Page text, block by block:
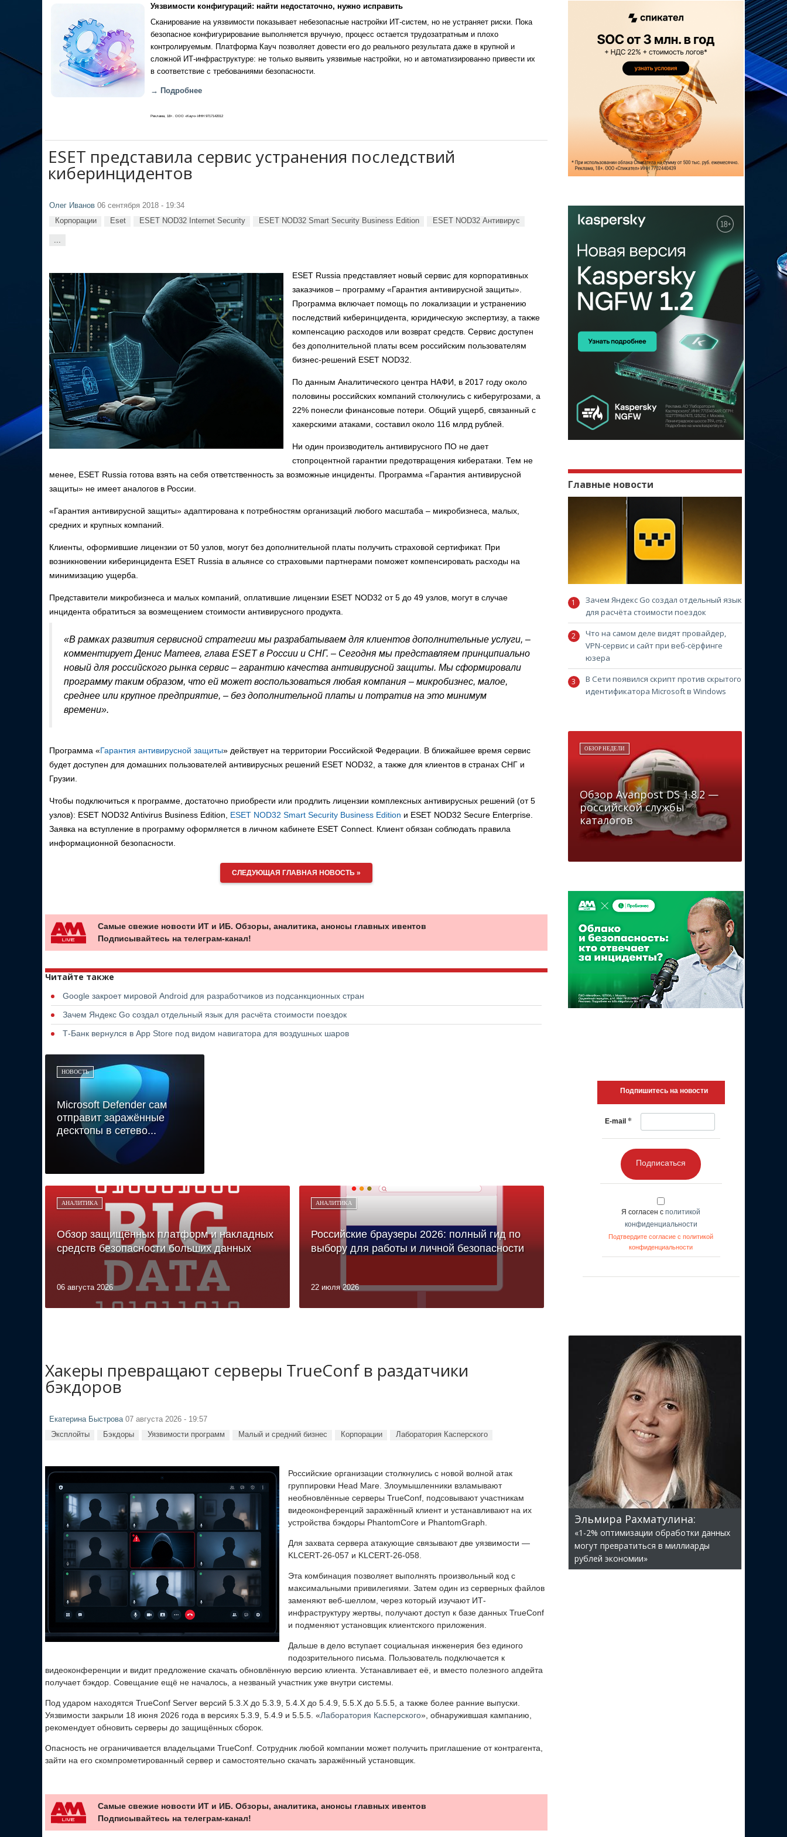
Уязвимости конфигураций: найти недостаточно, нужно исправить
Сканирование на уязвимости показывает небезопасные настройки ИТ-систем, но не устраняет риски. Пока
безопасное конфигурирование выполняется вручную, процесс остается трудозатратным и плохо
контролируемым. Платформа Кауч позволяет довести его до реального результата даже в крупной и
сложной ИТ-инфраструктуре: не только выявить уязвимые настройки, но и автоматизированно привести их
в соответствие с требованиями безопасности.
→ Подробнее
Реклама, 18+. ООО «Кауч» ИНН 9717142012
ESET представила сервис устранения последствий
киберинцидентов
Олег Иванов 06 сентября 2018 - 19:34
Корпорации Eset ESET NOD32 Internet Security ESET NOD32 Smart Security Business Edition ESET NOD32 Антивирус
...
ESET Russia представляет новый сервис для корпоративных
заказчиков – программу «Гарантия антивирусной защиты».
Программа включает помощь по локализации и устранению
последствий киберинцидента, юридическую экспертизу, а также
компенсацию расходов или возврат средств. Сервис доступен
без дополнительной платы всем российским пользователям
бизнес-решений ESET NOD32.
По данным Аналитического центра НАФИ, в 2017 году около
половины российских компаний столкнулись с киберугрозами, а
22% понесли финансовые потери. Общий ущерб, связанный с
хакерскими атаками, составил около 116 млрд рублей.
Ни один производитель антивирусного ПО не дает
стопроцентной гарантии предотвращения кибератаки. Тем не
менее, ESET Russia готова взять на себя ответственность за возможные инциденты. Программа «Гарантия антивирусной
защиты» не имеет аналогов в России.
«Гарантия антивирусной защиты» адаптирована к потребностям организаций любого масштаба – микробизнеса, малых,
средних и крупных компаний.
Клиенты, оформившие лицензии от 50 узлов, могут без дополнительной платы получить страховой сертификат. При
возникновении киберинцидента ESET Russia в альянсе со страховыми партнерами поможет компенсировать расходы на
минимизацию ущерба.
Представители микробизнеса и малых компаний, оплатившие лицензии ESET NOD32 от 5 до 49 узлов, могут в случае
инцидента обратиться за возмещением стоимости антивирусного продукта.
«В рамках развития сервисной стратегии мы разрабатываем для клиентов дополнительные услуги, –
комментирует Денис Матеев, глава ESET в России и СНГ. – Сегодня мы представляем принципиально
новый для российского рынка сервис – гарантию качества антивирусной защиты. Мы сформировали
программу таким образом, что ей может воспользоваться любая компания – микробизнес, малое,
среднее или крупное предприятие, – без дополнительной платы и потратив на это минимум
времени».
Программа «Гарантия антивирусной защиты» действует на территории Российской Федерации. В ближайшее время сервис
будет доступен для домашних пользователей антивирусных решений ESET NOD32, а также для клиентов в странах СНГ и
Грузии.
Чтобы подключиться к программе, достаточно приобрести или продлить лицензии комплексных антивирусных решений (от 5
узлов): ESET NOD32 Antivirus Business Edition, ESET NOD32 Smart Security Business Edition и ESET NOD32 Secure Enterprise.
Заявка на вступление в программу оформляется в личном кабинете ESET Connect. Клиент обязан соблюдать правила
информационной безопасности.
СЛЕДУЮЩАЯ ГЛАВНАЯ НОВОСТЬ »
Самые свежие новости ИТ и ИБ. Обзоры, аналитика, анонсы главных ивентов
Подписывайтесь на телеграм-канал!
Читайте также
Google закроет мировой Android для разработчиков из подсанкционных стран
Зачем Яндекс Go создал отдельный язык для расчёта стоимости поездок
Т-Банк вернулся в App Store под видом навигатора для воздушных шаров
НОВОСТЬ
Microsoft Defender сам
отправит заражённые
десктопы в сетево...
АНАЛИТИКА
Обзор защищённых платформ и накладных
средств безопасности больших данных
06 августа 2026
АНАЛИТИКА
Российские браузеры 2026: полный гид по
выбору для работы и личной безопасности
22 июля 2026
Хакеры превращают серверы TrueConf в раздатчики
бэкдоров
Екатерина Быстрова 07 августа 2026 - 19:57
Эксплойты Бэкдоры Уязвимости программ Малый и средний бизнес Корпорации Лаборатория Касперского
Российские организации столкнулись с новой волной атак
группировки Head Mare. Злоумышленники взламывают
необновлённые серверы TrueConf, подсовывают участникам
видеоконференций заражённый клиент и устанавливают на их
устройства бэкдоры PhantomCore и PhantomGraph.
Для захвата сервера атакующие связывают две уязвимости —
KLCERT-26-057 и KLCERT-26-058.
Эта комбинация позволяет выполнять произвольный код с
максимальными привилегиями. Затем один из серверных файлов
заменяют веб-шеллом, через который изучают ИТ-
инфраструктуру жертвы, получают доступ к базе данных TrueConf
и подменяют установщик клиентского приложения.
Дальше в дело вступает социальная инженерия без единого
подозрительного письма. Пользователь подключается к
видеоконференции и видит предложение скачать обновлённую версию клиента. Устанавливает её, и вместо полезного апдейта
получает бэкдор. Совещание ещё не началось, а незваный участник уже внутри системы.
Под ударом находятся TrueConf Server версий 5.3.X до 5.3.9, 5.4.X до 5.4.9, 5.5.X до 5.5.5, а также более ранние выпуски.
Уязвимости закрыли 18 июня 2026 года в версиях 5.3.9, 5.4.9 и 5.5.5. «Лаборатория Касперского», обнаружившая кампанию,
рекомендует обновить серверы до защищённых сборок.
Опасность не ограничивается владельцами TrueConf. Сотрудник любой компании может получить приглашение от контрагента,
зайти на его скомпрометированный сервер и самостоятельно скачать заражённый установщик.
Самые свежие новости ИТ и ИБ. Обзоры, аналитика, анонсы главных ивентов
Подписывайтесь на телеграм-канал!
Главные новости
Зачем Яндекс Go создал отдельный язык
для расчёта стоимости поездок
Что на самом деле видят провайдер,
VPN-сервис и сайт при веб-сёрфинге
юзера
В Сети появился скрипт против скрытого
идентификатора Microsoft в Windows
ОБЗОР НЕДЕЛИ
Обзор Avanpost DS 1.8.2 —
российской службы
каталогов
Подпишитесь на новости
E-mail *
Подписаться
Я согласен с политикой
конфиденциальности
Подтвердите согласие с политикой
конфиденциальности
Эльмира Рахматулина:
«1-2% оптимизации обработки данных
могут превратиться в миллиарды
рублей экономии»